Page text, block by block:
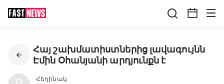
Հայ շախմատիստներից լավագույնն
Էմին Օհանյանի արդյունքն է
Հեղինակ